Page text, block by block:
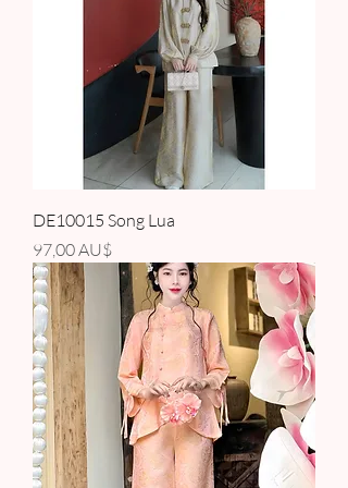
DE10015 Song Lua
Giá
97,00 AU$